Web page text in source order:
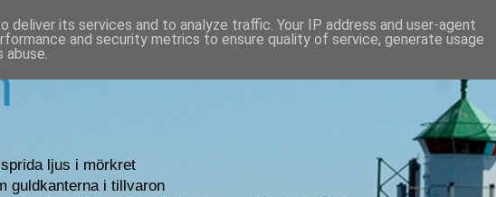
ljus i mörkret
guldkanterna i tillvaron
deliver its services and to analyze traffic. Your IP address and user-agent
and security metrics to ensure quality of service, generate usage